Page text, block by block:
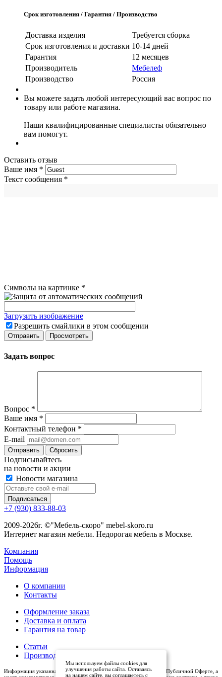
Срок изготовления / Гарантия / Производство
Доставка изделия
Требуется сборка
Срок изготовления и доставки 10-14 дней
Гарантия
12 месяцев
Производитель
Мебелеф
Производство
Россия
Вы можете задать любой интересующий вас вопрос по
товару или работе магазина.
Наши квалифицированные специалисты обязательно
вам помогут.
Оставить отзыв
Ваше имя *
Текст сообщения *
Символы на картинке *
Загрузить изображение
Разрешить смайлики в этом сообщении
Задать вопрос
Вопрос *
Ваше имя *
Контактный телефон *
E-mail
Сбросить
Подписывайтесь
на новости и акции
Новости магазина
+7 (930) 833-88-03
2009-2026г. ©"Мебель-скоро" mebel-skoro.ru
Интернет магазин мебели. Недорогая мебель в Москве.
Компания
Помощь
Информация
О компании
Контакты
Оформление заказа
Доставка и оплата
Гарантия на товар
Статьи
Производители
Информация указанная на сайте (описания и цены), не относится к Публичной Оферте, а
Мы используем файлы cookies для
улучшения работы сайта. Оставаясь
на нашем сайте, вы соглашаетесь с